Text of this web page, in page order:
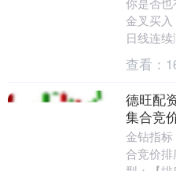
金叉买
日线连
货？其
于你忽略
查看：
德旺配
集合竞
金钻指
合竞价